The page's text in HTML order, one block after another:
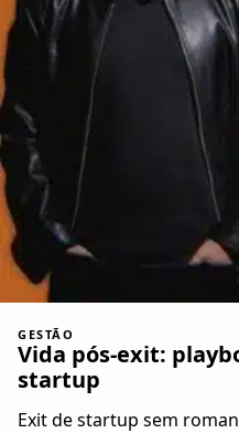
GESTÃO
Vida pós-exit:
startup
Exit de startup sem